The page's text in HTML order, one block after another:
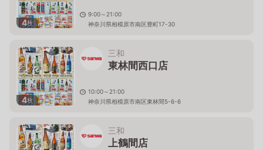
4枚
9:00～21:00
神奈川県相模原市南区豊町17-30
4枚
三和
東林間西口店
10:00～21:00
神奈川県相模原市南区東林間5-6-6
三和
上鶴間店